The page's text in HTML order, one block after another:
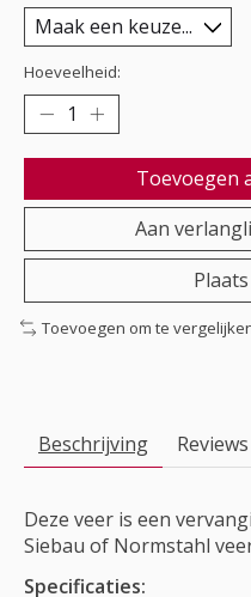
Hoeveelheid:
Toevoegen
Aan
Toevoegen om te
Beschrijving
Deze veer is een
Siebau of Normstahl
Specificaties: